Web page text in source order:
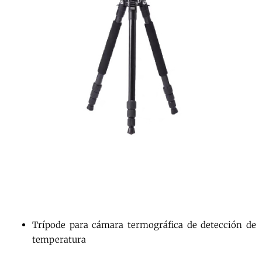
Trípode para cámara termográfica de detección de
temperatura